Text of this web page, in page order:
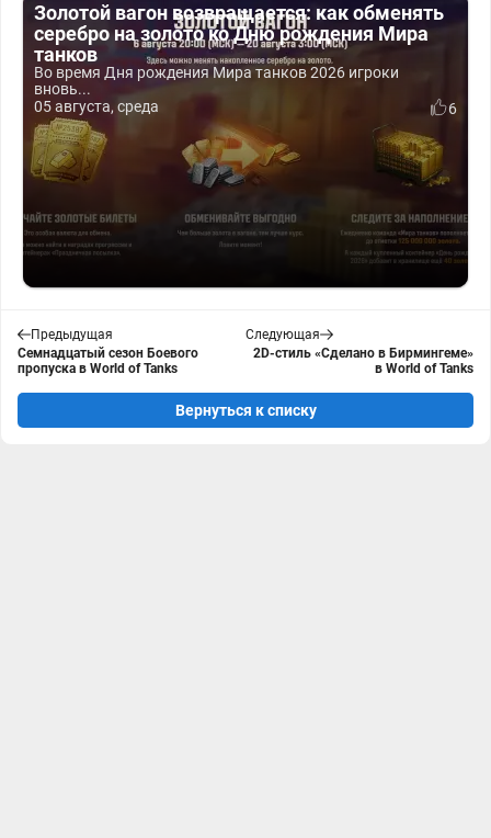
Золотой вагон возвращается: как обменять
серебро на золото ко Дню рождения Мира
танков
Во время Дня рождения Мира танков 2026 игроки
вновь...
05 августа, среда
6
Предыдущая
Семнадцатый сезон Боевого
пропуска в World of Tanks
Следующая
2D-стиль «Сделано в Бирмингеме»
в World of Tanks
Вернуться к списку